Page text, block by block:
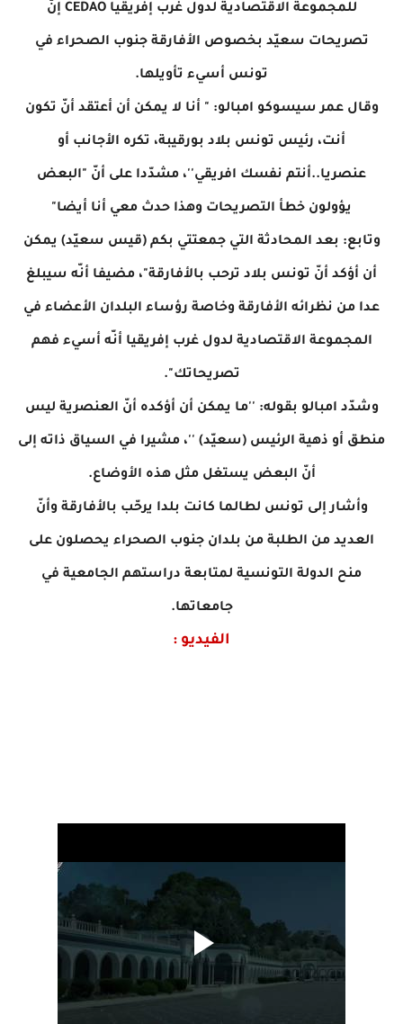
للمجموعة الاقتصادية لدول غرب إفريقيا CEDAO إنّ
تصريحات سعيّد بخصوص الأفارقة جنوب الصحراء في
تونس أسيء تأويلها.
وقال عمر سيسوكو امبالو: " أنا لا يمكن أن أعتقد أنّ تكون
أنت، رئيس تونس بلاد بورقيبة، تكره الأجانب أو
عنصريا..أنتم نفسك افريقي''، مشدّدا على أنّ "البعض
يؤولون خطأ التصريحات وهذا حدث معي أنا أيضا"
وتابع: بعد المحادثة التي جمعتتي بكم (قيس سعيّد) يمكن
أن أؤكد أنّ تونس بلاد ترحب بالأفارقة"، مضيفا أنّه سيبلغ
عدا من نظرائه الأفارقة وخاصة رؤساء البلدان الأعضاء في
المجموعة الاقتصادية لدول غرب إفريقيا أنّه أسيء فهم
تصريحاتك".
وشدّد امبالو بقوله: ''ما يمكن أن أؤكده أنّ العنصرية ليس
منطق أو ذهية الرئيس (سعيّد) ''، مشيرا في السياق ذاته إلى
أنّ البعض يستغل مثل هذه الأوضاع.
وأشار إلى تونس لطالما كانت بلدا يرحّب بالأفارقة وأنّ
العديد من الطلبة من بلدان جنوب الصحراء يحصلون على
منح الدولة التونسية لمتابعة دراستهم الجامعية في
جامعاتها.
الفيديو :